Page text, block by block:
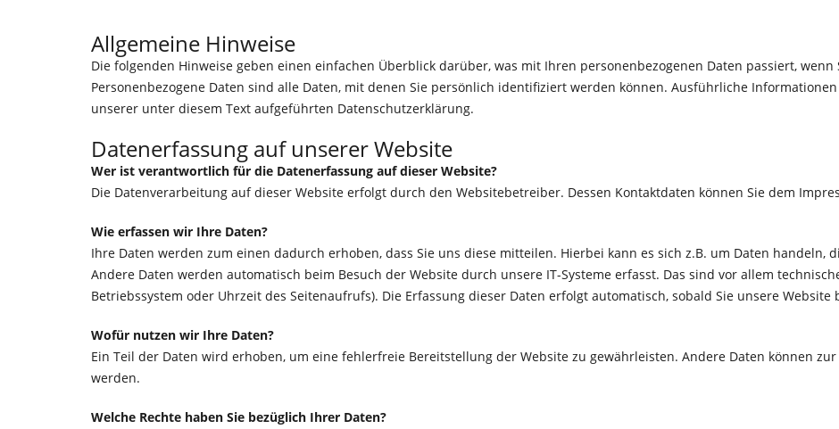
Allgemeine Hinweise
Die folgenden Hinweise geben einen einfachen Überblick darüber, was mit Ihren personenbezogenen Daten passiert, wenn
Personenbezogene Daten sind alle Daten, mit denen Sie persönlich identifiziert werden können. Ausführliche
unserer unter diesem Text aufgeführten Datenschutzerklärung.
Datenerfassung auf unserer Website
Wer ist verantwortlich für die Datenerfassung auf dieser Website?
Die Datenverarbeitung auf dieser Website erfolgt durch den Websitebetreiber. Dessen Kontaktdaten können Sie dem
Wie erfassen wir Ihre Daten?
Ihre Daten werden zum einen dadurch erhoben, dass Sie uns diese mitteilen. Hierbei kann es sich z.B. um Daten handeln,
Andere Daten werden automatisch beim Besuch der Website durch unsere IT-Systeme erfasst. Das sind vor allem
Betriebssystem oder Uhrzeit des Seitenaufrufs). Die Erfassung dieser Daten erfolgt automatisch, sobald Sie unsere Website
Wofür nutzen wir Ihre Daten?
Ein Teil der Daten wird erhoben, um eine fehlerfreie Bereitstellung der Website zu gewährleisten. Andere Daten können
werden.
Welche Rechte haben Sie bezüglich Ihrer Daten?